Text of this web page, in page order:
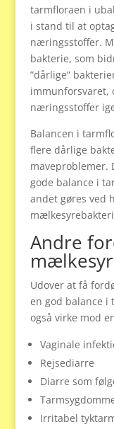
tarmfloraen i
i stand til at
næringsstoffer.
bakterie, som
”dårlige”
immunforsvaret,
næringsstoffer
Balancen i
flere dårlige
maveproblemer.
gode balance i
andet gøres ved
Andre
Udover at få
en god balance i
også virke mod
Vaginale
Rejsediarre
Diarre som
Irritabel